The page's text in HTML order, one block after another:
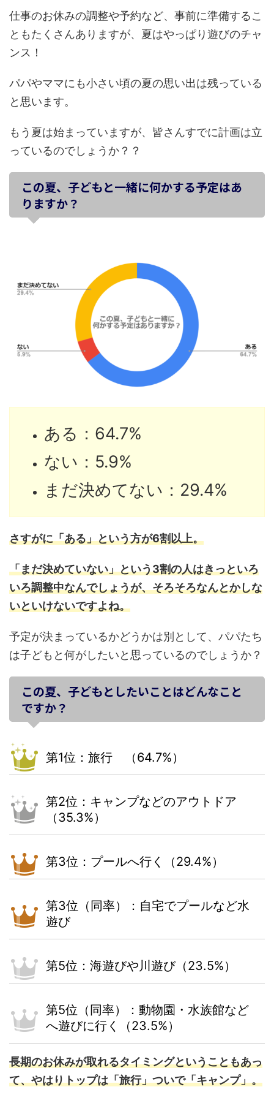
仕事のお休みの調整や予約など、事前に準備するこ
ともたくさんありますが、夏はやっぱり遊びのチャ
ンス！
パパやママにも小さい頃の夏の思い出は残っている
と思います。
もう夏は始まっていますが、皆さんすでに計画は立
っているのでしょうか？？
この夏、子どもと一緒に何かする予定はあ
りますか？
ある：64.7%
ない：5.9%
まだ決めてない：29.4%
さすがに「ある」という方が6割以上。
「まだ決めていない」という3割の人はきっといろ
いろ調整中なんでしょうが、そろそろなんとかしな
いといけないですよね。
予定が決まっているかどうかは別として、パパたち
は子どもと何がしたいと思っているのでしょうか？
この夏、子どもとしたいことはどんなこと
ですか？
第1位：旅行 （64.7%）
第2位：キャンプなどのアウトドア
（35.3%）
第3位：プールへ行く（29.4%）
第3位（同率）：自宅でプールなど水
遊び
第5位：海遊びや川遊び（23.5%）
第5位（同率）：動物園・水族館など
へ遊びに行く（23.5%）
長期のお休みが取れるタイミングということもあっ
て、やはりトップは「旅行」ついで「キャンプ」。